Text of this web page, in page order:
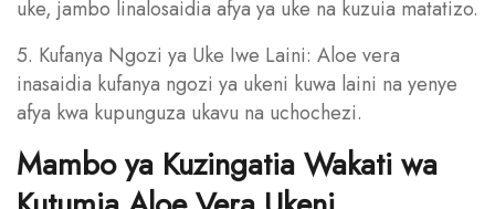
uke, jambo linalosaidia afya ya uke na kuzuia matatizo.
5. Kufanya Ngozi ya Uke Iwe Laini: Aloe vera
inasaidia kufanya ngozi ya ukeni kuwa laini na yenye
afya kwa kupunguza ukavu na uchochezi.
Mambo ya Kuzingatia Wakati wa